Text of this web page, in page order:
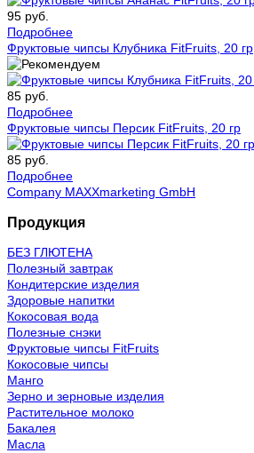
95 руб.
Подробнее
Фруктовые чипсы Клубника FitFruits, 20 гр
85 руб.
Подробнее
Фруктовые чипсы Персик FitFruits, 20 гр
85 руб.
Подробнее
Company MAXXmarketing GmbH
Продукция
БЕЗ ГЛЮТЕНА
Полезный завтрак
Кондитерские изделия
Здоровые напитки
Кокосовая вода
Полезные снэки
Фруктовые чипсы FitFruits
Кокосовые чипсы
Манго
Зерно и зерновые изделия
Растительное молоко
Бакалея
Масла